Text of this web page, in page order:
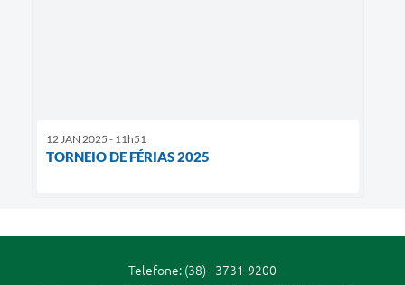
12 JAN 2025 - 11h51
TORNEIO DE FÉRIAS 2025
Telefone: (38) - 3731-9200